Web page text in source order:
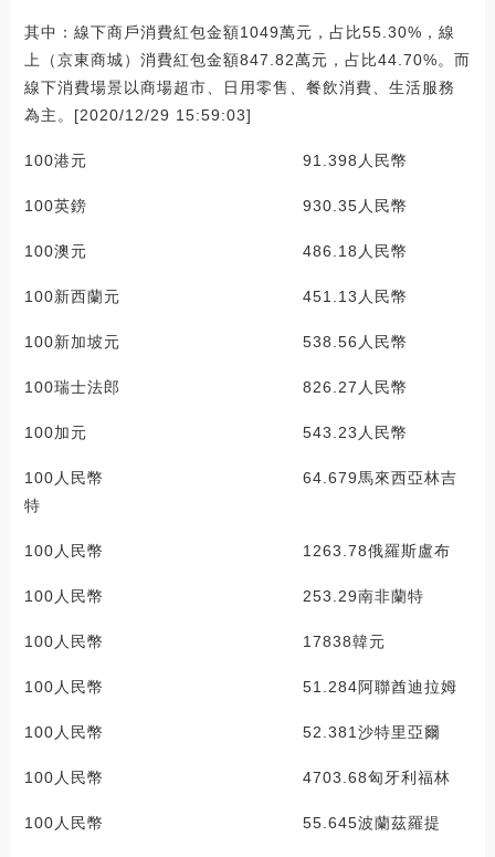
其中：線下商戶消費紅包金額1049萬元，占比55.30%，線
上（京東商城）消費紅包金額847.82萬元，占比44.70%。而
線下消費場景以商場超市、日用零售、餐飲消費、生活服務
為主。[2020/12/29 15:59:03]
100港元 91.398人民幣
100英鎊 930.35人民幣
100澳元 486.18人民幣
100新西蘭元 451.13人民幣
100新加坡元 538.56人民幣
100瑞士法郎 826.27人民幣
100加元 543.23人民幣
100人民幣 64.679馬來西亞林吉
特
100人民幣 1263.78俄羅斯盧布
100人民幣 253.29南非蘭特
100人民幣 17838韓元
100人民幣 51.284阿聯酋迪拉姆
100人民幣 52.381沙特里亞爾
100人民幣 4703.68匈牙利福林
100人民幣 55.645波蘭茲羅提